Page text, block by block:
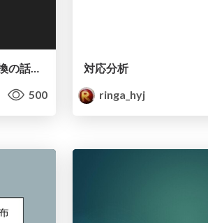
深層学習をつかった画像スタイル変換の話と今までの歴史
500
対応分析
ringa_hyj